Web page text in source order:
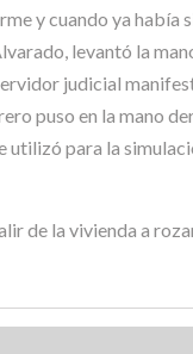
y cuando ya había
levantó la
judicial
puso en la mano
para la
de la vivienda a